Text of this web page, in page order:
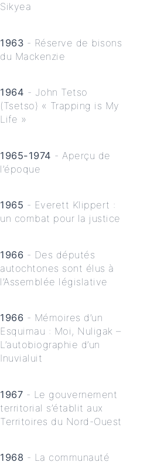
Sikyea
1963 - Réserve de bisons
du Mackenzie
1964 - John Tetso
(Tsetso) « Trapping is My
Life »
1965-1974 - Aperçu de
l’époque
1965 - Everett Klippert :
un combat pour la justice
1966 - Des députés
autochtones sont élus à
l’Assemblée législative
1966 - Mémoires d’un
Esquimau : Moi, Nuligak –
L’autobiographie d’un
Inuvialuit
1967 - Le gouvernement
territorial s’établit aux
Territoires du Nord-Ouest
1968 - La communauté